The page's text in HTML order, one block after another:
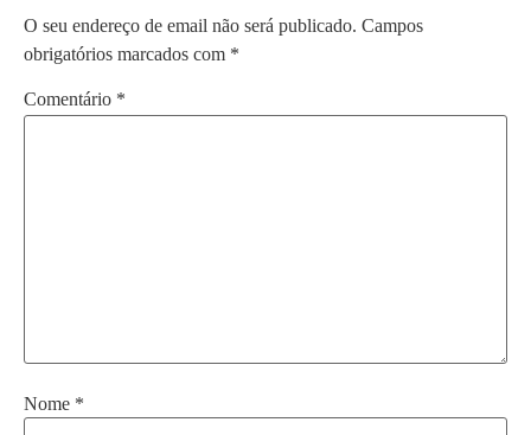
O seu endereço de email não será publicado. Campos
obrigatórios marcados com *
Comentário *
Nome *